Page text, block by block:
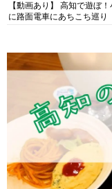
【動画あり】 高知で遊ぼ
に路面電車にあちこち巡り